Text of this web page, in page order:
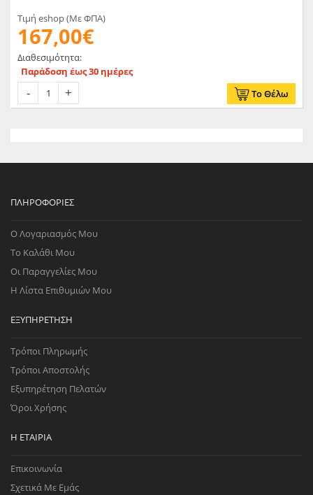
Τιμή eshop (Με ΦΠΑ)
167,00€
Διαθεσιμότητα:
Παράδοση έως 30 ημέρες
Το Θέλω
ΠΛΗΡΟΦΟΡΊΕΣ
Ο Λογαριασμός Μου
Το Καλάθι Μου
Οι Παραγγελίες Μου
Η Λίστα Επιθυμιών Μου
ΕΞΥΠΗΡΈΤΗΣΗ
Τρόποι Πληρωμής
Τρόποι Αποστολής
Εξυπηρέτηση Πελατών
Όροι Χρήσης
Η ΕΤΑΙΡΊΑ
Επικοινωνία
Σχετικά Με Εμάς